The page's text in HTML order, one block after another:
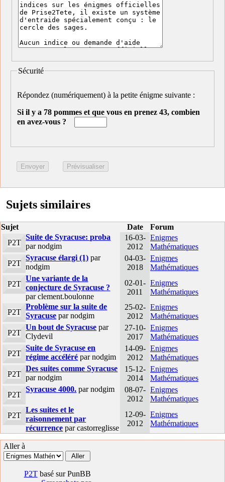
Sécurité
Répondez (numériquement) à la petite énigme suivante :
Si il y a 78 pommes et que vous en prenez 43, combien
en avez-vous ?
Sujets similaires
Sujet Date
Forum
P2T
Suite de Syracuse: proba
par nodgim
16-03-
2012
Enigmes
Mathématiques
P2T
Syracuse élargi (1) par
nodgim
04-03-
2018
Enigmes
Mathématiques
P2T
Une variante de la
conjecture de Syracuse ?
par clement.boulonne
02-01-
2011
Enigmes
Mathématiques
P2T
Problème sur la suite de
Syracuse par nodgim
25-02-
2012
Enigmes
Mathématiques
P2T
Un bout de Syracuse par
Clydevil
27-10-
2017
Enigmes
Mathématiques
P2T
Suite de Syracuse en
régime accéléré par nodgim
14-09-
2012
Enigmes
Mathématiques
P2T
Des suites comme Syracuse
par nodgim
15-12-
2014
Enigmes
Mathématiques
P2T
Syracuse 4000. par nodgim
08-07-
2012
Enigmes
Mathématiques
P2T
Les suites et le
raisonnement par
récurrence par castorreglisse
12-09-
2012
Enigmes
Mathématiques
Aller à
P2Tbasé sur PunBB